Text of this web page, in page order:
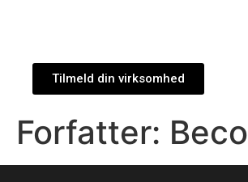
Tilmeld din virksomhed
Forfatter: Beco